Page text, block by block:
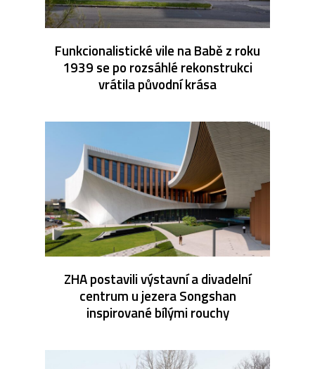
Funkcionalistické vile na Babě z roku
1939 se po rozsáhlé rekonstrukci
vrátila původní krása
ZHA postavili výstavní a divadelní
centrum u jezera Songshan
inspirované bílými rouchy